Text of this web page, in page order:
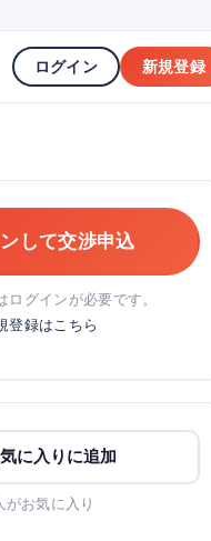
ログイン 新規登録
して交渉申込
ログインが必要です。
登録はこちら
に入りに追加
がお気に入り